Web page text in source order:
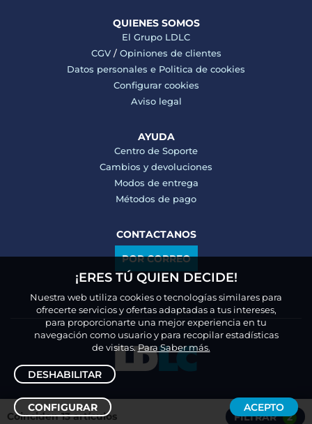
Coinciden 13 artículos FILTRAR 2
QUIENES SOMOS
El Grupo LDLC
CGV/ Opiniones de clientes
Datos personales e Politica de cookies
Configurar cookies
Aviso legal
AYUDA
Centro de Soporte
Cambios y devoluciones
Modos de entrega
Métodos de pago
CONTACTANOS
POR CORREO
¡ERES TÚ QUIEN DECIDE!
Nuestra web utiliza cookies o tecnologías similares para
ofrecerte servicios y ofertas adaptadas a tus intereses,
para proporcionarte una mejor experiencia en tu
navegación como usuario y para recopilar estadísticas
de visitas.Para Saber más.
DESHABILITAR
CONFIGURAR ACEPTO